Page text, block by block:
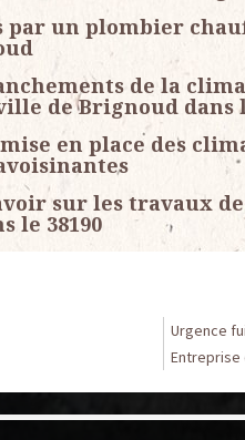
par un plombier
de la
de Brignoud dans
en place des
sur les travaux
le 38190
Urgence
Entreprise